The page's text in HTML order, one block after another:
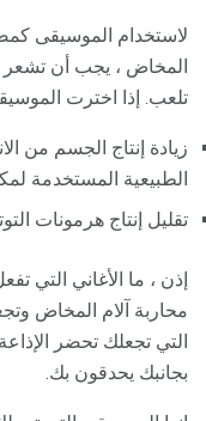
لاستخدام الموسيقى
المخاض ، يجب أن تشعر
تلعب. إذا اخترت
زيادة إنتاج الجسم من
الطبيعية المستخدمة
تقليل إنتاج هرمونات
إذن ، ما الأغاني التي
محاربة آلام المخاض
التي تجعلك تحضر
بجانبك يحدقون بك.